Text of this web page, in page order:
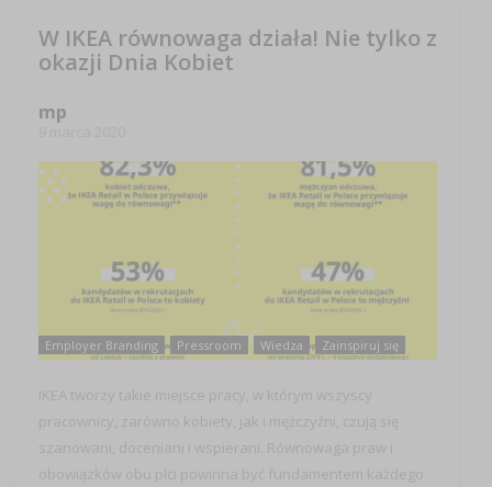
W IKEA równowaga działa! Nie tylko z
okazji Dnia Kobiet
mp
Employer Branding Pressroom Wiedza Zainspiruj się
IKEA tworzy takie miejsce pracy, w którym wszyscy
pracownicy, zarówno kobiety, jak i mężczyźni, czują się
szanowani, doceniani i wspierani. Równowaga praw i
obowiązków obu płci powinna być fundamentem każdego